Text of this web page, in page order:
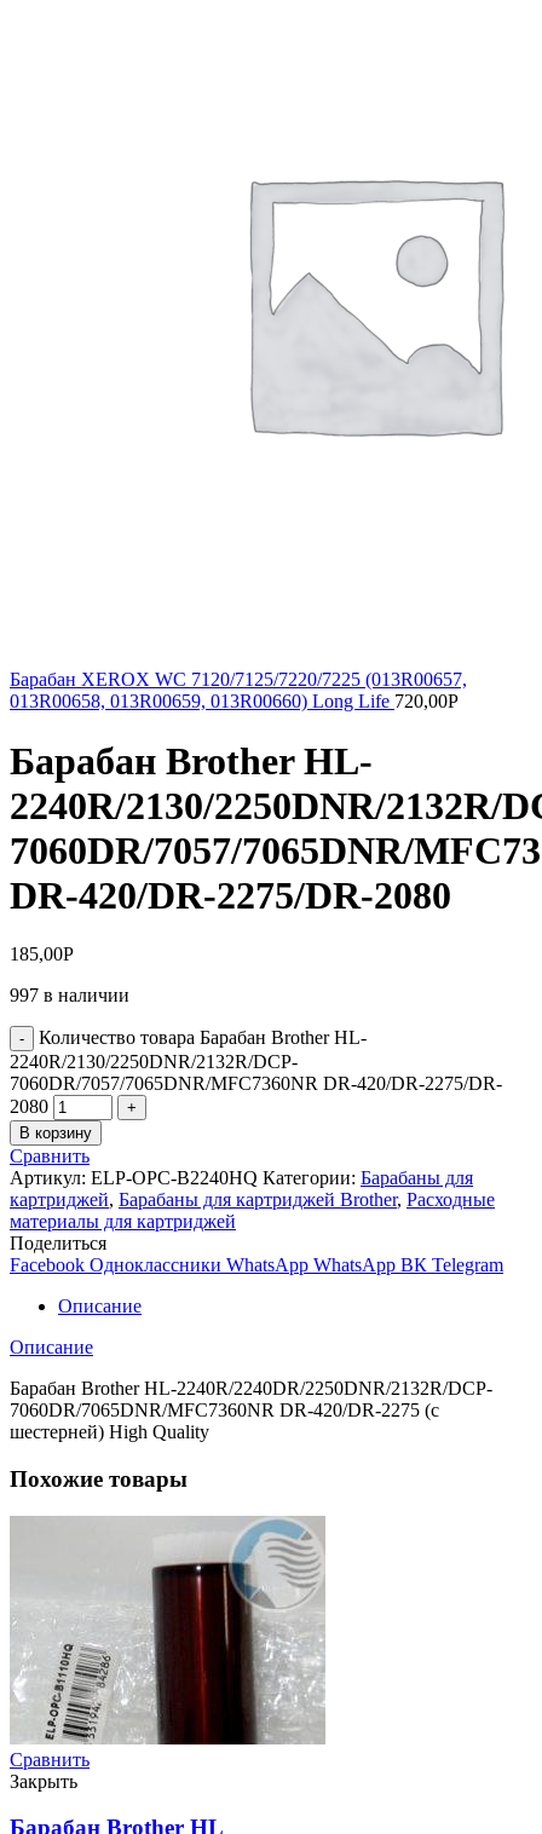
Барабан XEROX WC 7120/7125/7220/7225 (013R00657,
013R00658, 013R00659, 013R00660) Long Life 720,00Р
Барабан Brother HL-
2240R/2130/2250DNR/2132R/
7060DR/7057/7065DNR/
DR-420/DR-2275/DR-2080
185,00Р
997 в наличии
Количество товара Барабан Brother HL-
2240R/2130/2250DNR/2132R/DCP-
7060DR/7057/7065DNR/MFC7360NR DR-420/DR-2275/DR-
2080
В корзину
Сравнить
Артикул: ELP-OPC-B2240HQ Категории: Барабаны для
картриджей, Барабаны для картриджей Brother, Расходные
материалы для картриджей
Поделиться
Facebook Одноклассники WhatsApp WhatsApp ВК Telegram
Описание
Описание
Барабан Brother HL-2240R/2240DR/2250DNR/2132R/DCP-
7060DR/7065DNR/MFC7360NR DR-420/DR-2275 (с
шестерней) High Quality
Похожие товары
Сравнить
Закрыть
Барабан Brother HL